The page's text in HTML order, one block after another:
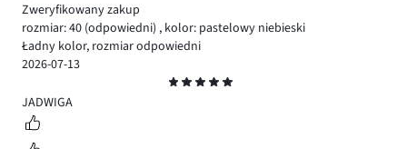
Zweryfikowany zakup
rozmiar: 40 (odpowiedni) , kolor: pastelowy niebieski
Ładny kolor, rozmiar odpowiedni
2026-07-13
5
JADWIGA